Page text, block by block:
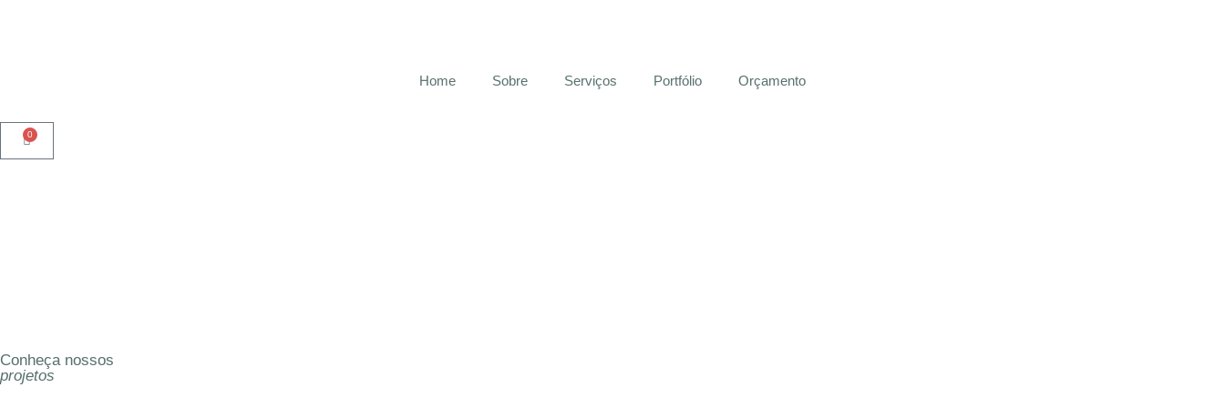
Home Sobre Serviços Portfólio Orçamento
0
Conheça nossos
projetos